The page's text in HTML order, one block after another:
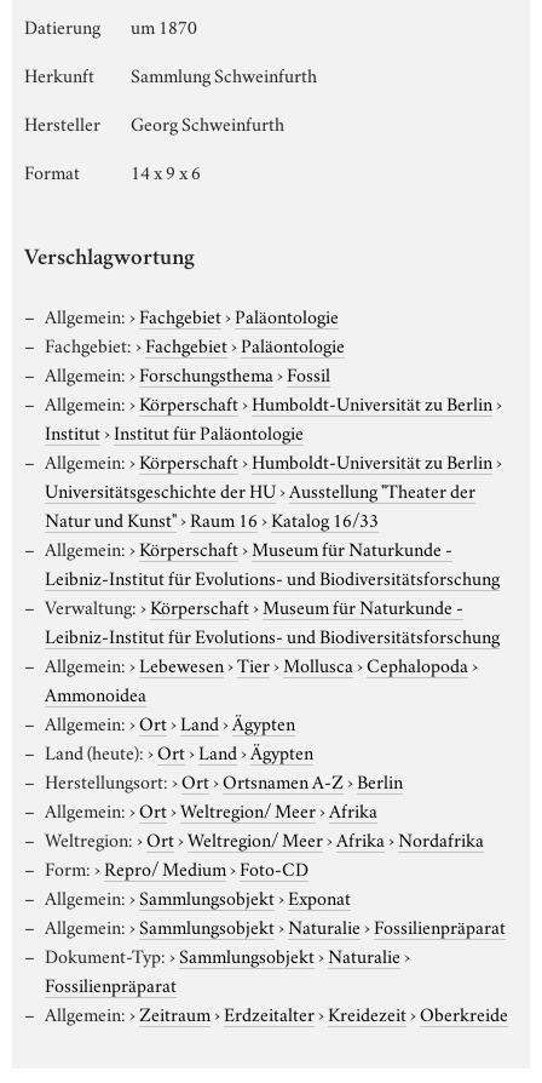
Datierung
um 1870
Herkunft
Sammlung Schweinfurth
Hersteller
Georg Schweinfurth
Format
14 x 9 x 6
Verschlagwortung
Allgemein:›Fachgebiet›Paläontologie
Fachgebiet:›Fachgebiet›Paläontologie
Allgemein:›Forschungsthema›Fossil
Allgemein:›Körperschaft›Humboldt-Universität zu Berlin›
Institut›Institut für Paläontologie
Allgemein:›Körperschaft›Humboldt-Universität zu Berlin›
Universitätsgeschichte der HU›Ausstellung "Theater der
Natur und Kunst"›Raum 16›Katalog 16/33
Allgemein:›Körperschaft›Museum für Naturkunde -
Leibniz-Institut für Evolutions- und Biodiversitätsforschung
Verwaltung:›Körperschaft›Museum für Naturkunde -
Leibniz-Institut für Evolutions- und Biodiversitätsforschung
Allgemein:›Lebewesen›Tier›Mollusca›Cephalopoda›
Ammonoidea
Allgemein:›Ort›Land›Ägypten
Land (heute):›Ort›Land›Ägypten
Herstellungsort:›Ort›Ortsnamen A-Z›Berlin
Allgemein:›Ort›Weltregion/ Meer›Afrika
Weltregion:›Ort›Weltregion/ Meer›Afrika›Nordafrika
Form:›Repro/ Medium›Foto-CD
Allgemein:›Sammlungsobjekt›Exponat
Allgemein:›Sammlungsobjekt›Naturalie›Fossilienpräparat
Dokument-Typ:›Sammlungsobjekt›Naturalie›
Fossilienpräparat
Allgemein:›Zeitraum›Erdzeitalter›Kreidezeit›Oberkreide